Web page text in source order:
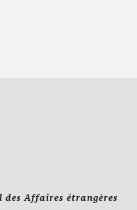
Affaires étrangères